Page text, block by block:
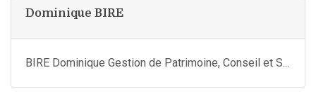
Dominique BIRE
BIRE Dominique Gestion de Patrimoine, Conseil et S...